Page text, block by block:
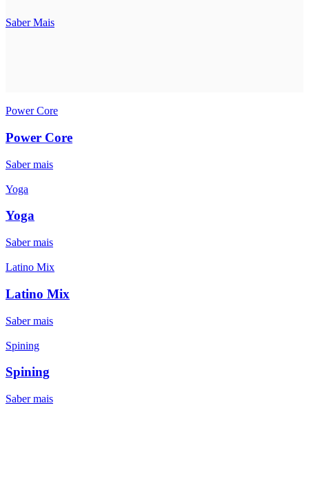
Saber Mais
Power Core
Power Core
Saber mais
Yoga
Yoga
Saber mais
Latino Mix
Latino Mix
Saber mais
Spining
Spining
Saber mais